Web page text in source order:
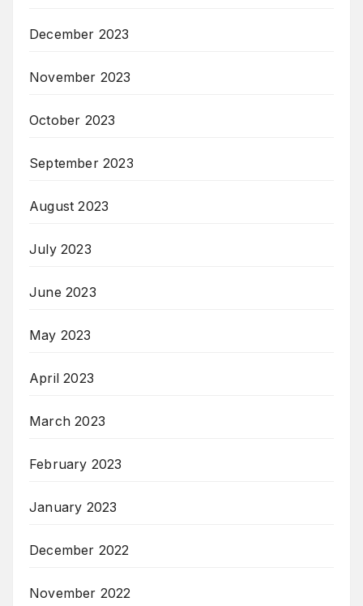
December 2023
November 2023
October 2023
September 2023
August 2023
July 2023
June 2023
May 2023
April 2023
March 2023
February 2023
January 2023
December 2022
November 2022